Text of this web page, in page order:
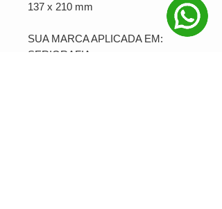
137 x 210 mm
SUA MARCA APLICADA EM:
SERIGRAFIA